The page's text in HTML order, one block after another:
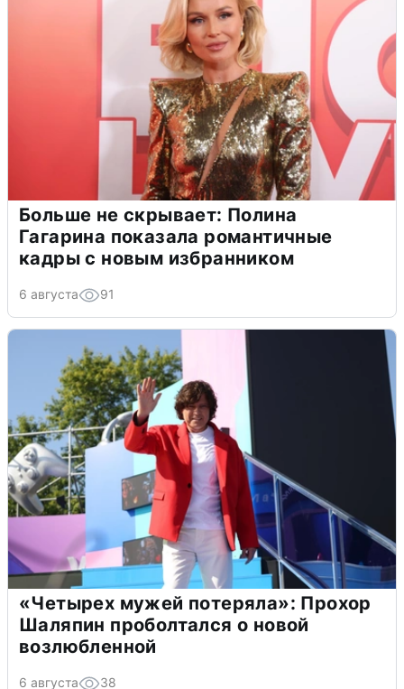
Больше не скрывает: Полина
Гагарина показала романтичные
кадры с новым избранником
6 августа 91
«Четырех мужей потеряла»: Прохор
Шаляпин проболтался о новой
возлюбленной
6 августа 38